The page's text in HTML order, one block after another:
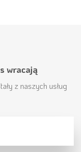
wracają
z naszych usług